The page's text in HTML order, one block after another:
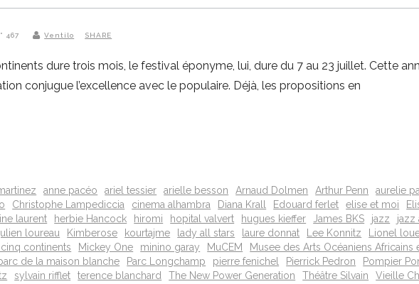
467 Ventilo SHARE
dure trois mois, le festival éponyme, lui, dure du 7 au 23 juillet. Cette
conjugue l’excellence avec le populaire. Déjà, les propositions en
anne pacéo ariel tessier arielle besson Arnaud Dolmen Arthur Penn aurelie
Christophe Lampediccia cinema alhambra Diana Krall Edouard ferlet elise et moi
laurent herbie Hancock hiromi hopital valvert hugues kieffer James BKS jazz jazz
loureau Kimberose kourtajme lady all stars laure donnat Lee Konnitz Lionel
continents Mickey One minino garay MuCEM Musee des Arts Océaniens Africains
de la maison blanche Parc Longchamp pierre fenichel Pierrick Pedron Pompier
sylvain rifflet terence blanchard The New Power Generation Théâtre Silvain Vieille